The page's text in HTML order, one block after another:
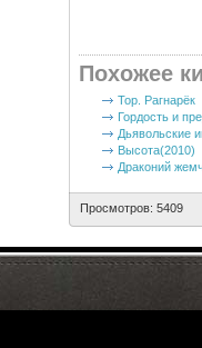
Похожее
Тор. Рагнарёк
Гордость и
Дьявольские
Высота(2010)
Драконий
Просмотров: 5409